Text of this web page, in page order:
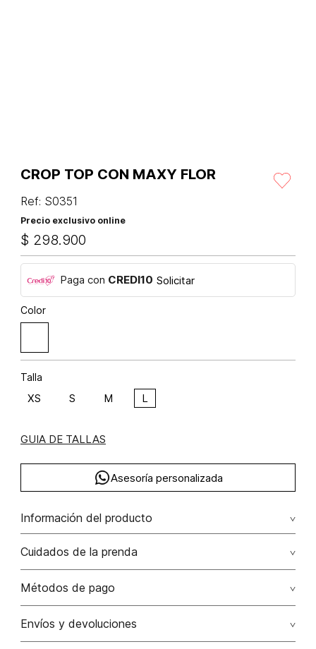
CROP TOP CON MAXY FLOR
Ref: S0351
Precio exclusivo online
$ 298.900
Paga con CREDI10 Solicitar
Color
Talla
XS S M L
GUIA DE TALLAS
Asesoría personalizada
Información del producto
Crop top con maxy flor
Composición: RAMIO 40% ALGODÓN 35% LINO 25%
Cuidados de la prenda
Lavado profesional en húmedo (w) planchar con vapor
No lavar
Métodos de pago
Tarjetas de crédito: Visa, Dinners, Master Card y American
Envíos y devoluciones